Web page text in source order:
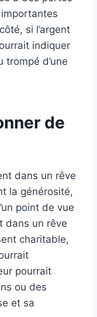
si l’argent
indiquer
trompé d’une
de
dans un rêve
la générosité,
point de vue
dans un rêve
charitable,
pourrait
ou des
et sa